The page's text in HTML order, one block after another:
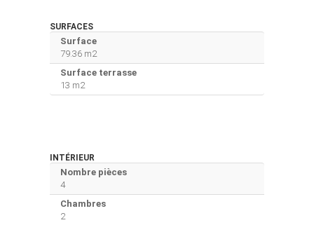
SURFACES
Surface
79.36 m2
Surface terrasse
13 m2
INTÉRIEUR
Nombre pièces
4
Chambres
2